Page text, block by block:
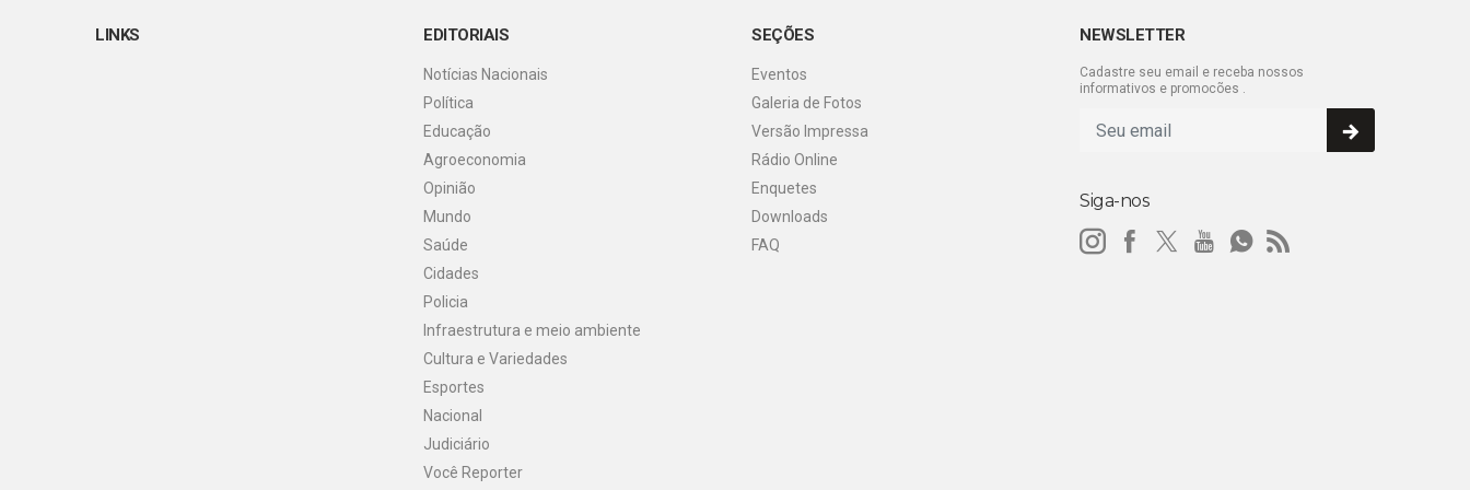
LINKS EDITORIAIS
Notícias Nacionais
Política
Educação
Agroeconomia
Opinião
Mundo
Saúde
Cidades
Policia
Infraestrutura e meio ambiente
Cultura e Variedades
Esportes
Nacional
Judiciário
Você Reporter
SEÇÕES
Eventos
Galeria de Fotos
Versão Impressa
Rádio Online
Enquetes
Downloads
FAQ
NEWSLETTER
Cadastre seu email e receba nossos
informativos e promocões .
Siga-nos